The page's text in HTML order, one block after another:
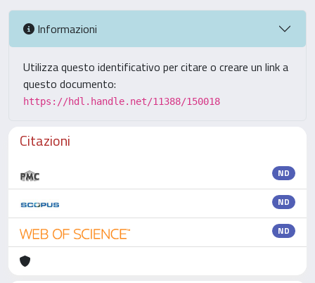
Informazioni
Utilizza questo identificativo per citare o creare un link a
questo documento:
https://hdl.handle.net/11388/150018
Citazioni
ND
ND
ND